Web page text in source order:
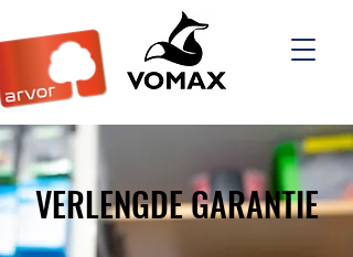
VERLENGDE GARANTIE